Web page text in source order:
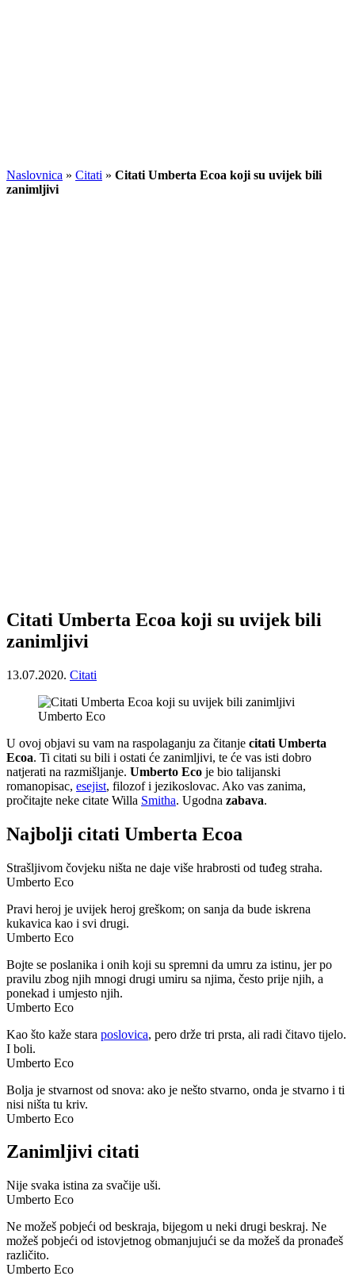
Naslovnica » Citati » Citati Umberta Ecoa koji su uvijek bili
zanimljivi
Citati Umberta Ecoa koji su uvijek bili
zanimljivi
13.07.2020. Citati
Umberto Eco
U ovoj objavi su vam na raspolaganju za čitanje citati Umberta
Ecoa. Ti citati su bili i ostati će zanimljivi, te će vas isti dobro
natjerati na razmišljanje. Umberto Eco je bio talijanski
romanopisac, esejist, filozof i jezikoslovac. Ako vas zanima,
pročitajte neke citate Willa Smitha. Ugodna zabava.
Najbolji citati Umberta Ecoa
Strašljivom čovjeku ništa ne daje više hrabrosti od tuđeg straha.
Umberto Eco
Pravi heroj je uvijek heroj greškom; on sanja da bude iskrena
kukavica kao i svi drugi.
Umberto Eco
Bojte se poslanika i onih koji su spremni da umru za istinu, jer po
pravilu zbog njih mnogi drugi umiru sa njima, često prije njih, a
ponekad i umjesto njih.
Umberto Eco
Kao što kaže stara poslovica, pero drže tri prsta, ali radi čitavo tijelo.
I boli.
Umberto Eco
Bolja je stvarnost od snova: ako je nešto stvarno, onda je stvarno i ti
nisi ništa tu kriv.
Umberto Eco
Zanimljivi citati
Nije svaka istina za svačije uši.
Umberto Eco
Ne možeš pobjeći od beskraja, bijegom u neki drugi beskraj. Ne
možeš pobjeći od istovjetnog obmanjujući se da možeš da pronađeš
različito.
Umberto Eco